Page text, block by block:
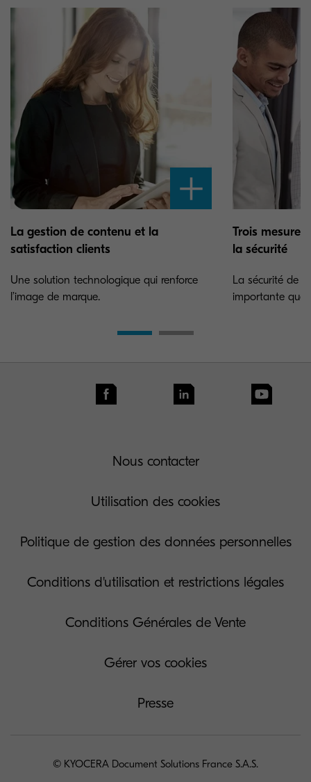
La gestion de contenu et la
satisfaction clients
Une solution technologique qui renforce
l’image de marque.
Trois
la sécurité
La sécurité de
importante que
Nous contacter
Utilisation des cookies
Politique de gestion des données personnelles
Conditions d'utilisation et restrictions légales
Conditions Générales de Vente
Gérer vos cookies
Presse
© KYOCERA Document Solutions France S.A.S.